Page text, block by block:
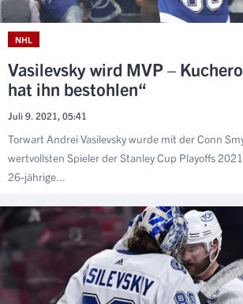
NHL
Vasilevsky wird MVP –
hat ihn bestohlen“
Juli 9. 2021, 05:41
Torwart Andrei Vasilevsky wurde mit der Conn
wertvollsten Spieler der Stanley Cup Playoffs
26-jährige...